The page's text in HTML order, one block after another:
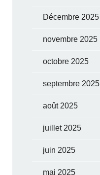
Décembre 2025
novembre 2025
octobre 2025
septembre 2025
août 2025
juillet 2025
juin 2025
mai 2025